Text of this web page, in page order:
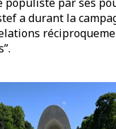
a durant la